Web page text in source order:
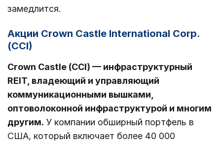
замедлится.
Акции Crown Castle International Corp.
(ССI)
Crown Castle (CCI) — инфраструктурный
REIT, владеющий и управляющий
коммуникационными вышками,
оптоволоконной инфраструктурой и многим
другим. У компании обширный портфель в
США, который включает более 40 000